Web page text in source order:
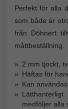
Perfekt för alla
som både är
från Döhnert
måttbeställning.
2 mm tjockt,
Häftas för
Kan
medföljer alla